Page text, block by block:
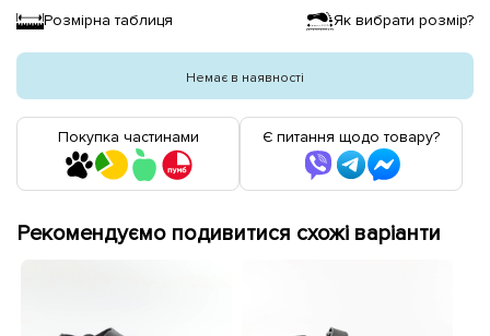
Розмірна таблиця Як вибрати розмір?
Немає в наявності
Покупка частинами Є питання щодо товару?
Рекомендуємо подивитися схожі варіанти